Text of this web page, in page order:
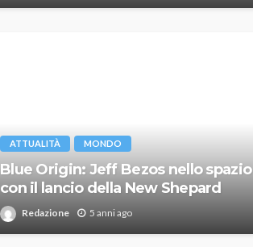
ATTUALITÀ MONDO
Blue Origin: Jeff Bezos nello spazio
con il lancio della New Shepard
Redazione 5 anni ago